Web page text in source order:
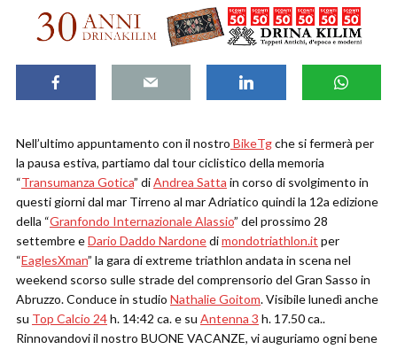
Nell’ultimo appuntamento con il nostro BikeTgche si fermerà per
la pausa estiva, partiamo dal tour ciclistico della memoria
“Transumanza Gotica” diAndrea Satta in corso di svolgimento in
questi giorni dal mar Tirreno al mar Adriatico quindi la 12a edizione
della “Granfondo Internazionale Alassio” del prossimo 28
settembre eDario Daddo Nardonedimondotriathlon.it per
“EaglesXman” la gara di extreme triathlon andata in scena nel
weekend scorso sulle strade del comprensorio del Gran Sasso in
Abruzzo. Conduce in studio Nathalie Goitom. Visibile lunedì anche
su Top Calcio 24h. 14:42 ca. e su Antenna 3 h. 17.50 ca..
Rinnovandovi il nostro BUONE VACANZE, vi auguriamo ogni bene